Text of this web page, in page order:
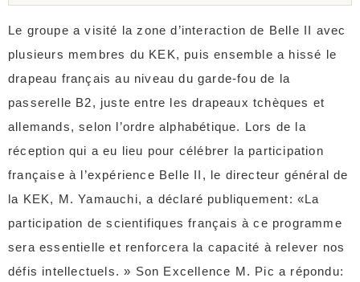
Le groupe a visité la zone d’interaction de Belle II avec
plusieurs membres du KEK, puis ensemble a hissé le
drapeau français au niveau du garde-fou de la
passerelle B2, juste entre les drapeaux tchèques et
allemands, selon l’ordre alphabétique. Lors de la
réception qui a eu lieu pour célébrer la participation
française à l’expérience Belle II, le directeur général de
la KEK, M. Yamauchi, a déclaré publiquement: «La
participation de scientifiques français à ce programme
sera essentielle et renforcera la capacité à relever nos
défis intellectuels. » Son Excellence M. Pic a répondu: